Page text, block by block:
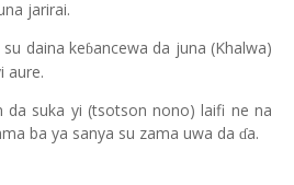
jarirai.
daina keɓancewa da juna (Khalwa)
aure.
da suka yi (tsotson nono) laifi ne na
ba ya sanya su zama uwa da ɗa.